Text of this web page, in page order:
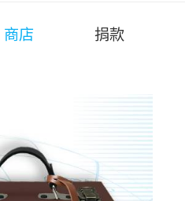
商店 捐款